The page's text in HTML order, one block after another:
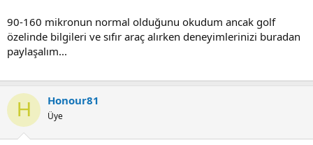
90-160 mikronun normal olduğunu okudum ancak golf
özelinde bilgileri ve sıfır araç alırken deneyimlerinizi buradan
paylaşalım...
H Honour81
Üye